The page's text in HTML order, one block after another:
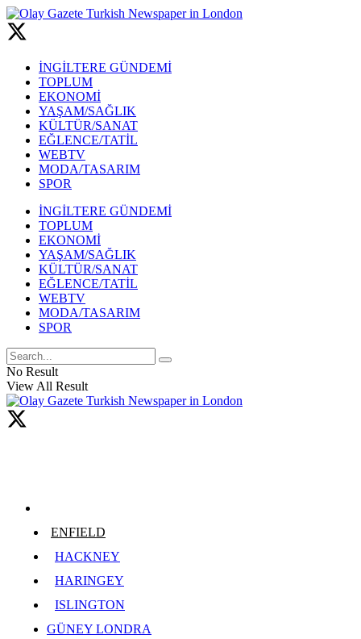
İNGİLTERE GÜNDEMİ
TOPLUM
EKONOMİ
YAŞAM/SAĞLIK
KÜLTÜR/SANAT
EĞLENCE/TATİL
WEBTV
MODA/TASARIM
SPOR
İNGİLTERE GÜNDEMİ
TOPLUM
EKONOMİ
YAŞAM/SAĞLIK
KÜLTÜR/SANAT
EĞLENCE/TATİL
WEBTV
MODA/TASARIM
SPOR
No Result
View All Result
ENFIELD
HACKNEY
HARINGEY
ISLINGTON
GÜNEY LONDRA